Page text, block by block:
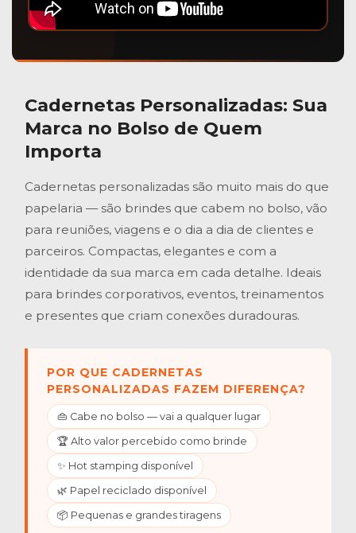
Cadernetas Personalizadas: Sua
Marca no Bolso de Quem
Importa
Cadernetas personalizadas são muito mais do que
papelaria — são brindes que cabem no bolso, vão
para reuniões, viagens e o dia a dia de clientes e
parceiros. Compactas, elegantes e com a
identidade da sua marca em cada detalhe. Ideais
para brindes corporativos, eventos, treinamentos
e presentes que criam conexões duradouras.
POR QUE CADERNETAS
PERSONALIZADAS FAZEM DIFERENÇA?
👜 Cabe no bolso — vai a qualquer lugar
🏆 Alto valor percebido como brinde
✨ Hot stamping disponível
🌿 Papel reciclado disponível
📦 Pequenas e grandes tiragens